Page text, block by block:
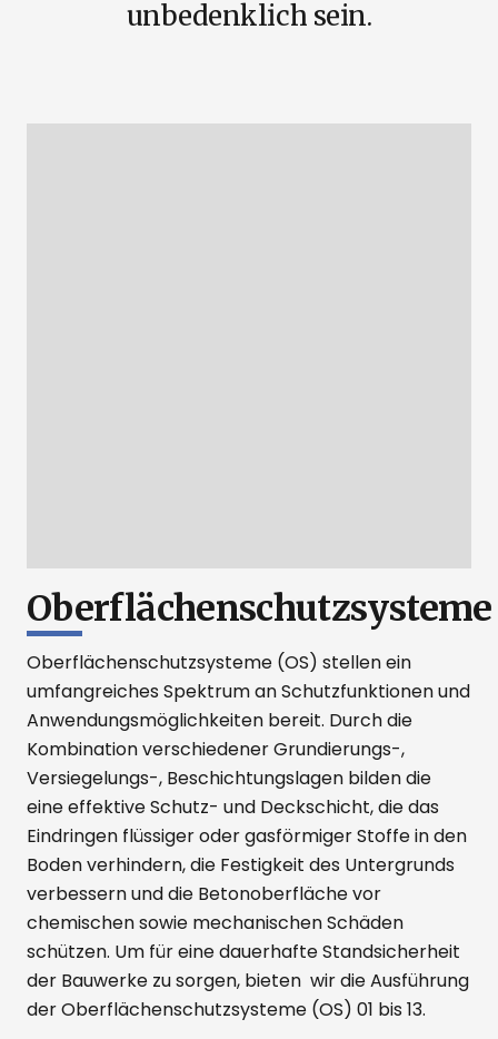
unbedenklich sein.
Oberflächenschutzsysteme
Oberflächenschutzsysteme (OS) stellen ein
umfangreiches Spektrum an Schutzfunktionen und
Anwendungsmöglichkeiten bereit. Durch die
Kombination verschiedener Grundierungs-,
Versiegelungs-, Beschichtungslagen bilden die
eine effektive Schutz- und Deckschicht, die das
Eindringen flüssiger oder gasförmiger Stoffe in den
Boden verhindern, die Festigkeit des Untergrunds
verbessern und die Betonoberfläche vor
chemischen sowie mechanischen Schäden
schützen. Um für eine dauerhafte Standsicherheit
der Bauwerke zu sorgen, bieten wir die Ausführung
der Oberflächenschutzsysteme (OS) 01 bis 13.